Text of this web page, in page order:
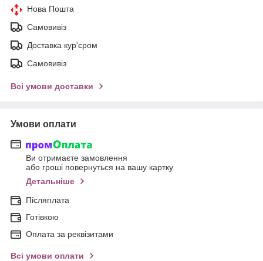
Нова Пошта
Самовивіз
Доставка кур'єром
Самовивіз
Всі умови доставки
Умови оплати
Ви отримаєте замовлення
або гроші повернуться на вашу картку
Детальніше
Післяплата
Готівкою
Оплата за реквізитами
Всі умови оплати